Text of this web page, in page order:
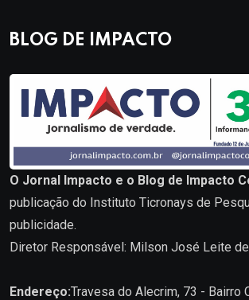
BLOG DE IMPACTO
O Jornal Impacto e o Blog de Impacto
publicação do Instituto Ticronays de
publicidade.
Diretor Responsável: Milson José Leite
Endereço:Travesa do Alecrim, 73 - Bairro